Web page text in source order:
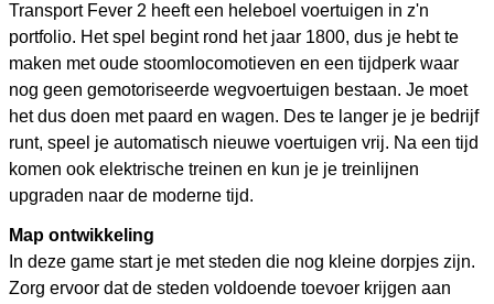
Transport Fever 2 heeft een heleboel voertuigen in z'n
portfolio. Het spel begint rond het jaar 1800, dus je hebt te
maken met oude stoomlocomotieven en een tijdperk waar
nog geen gemotoriseerde wegvoertuigen bestaan. Je moet
het dus doen met paard en wagen. Des te langer je je bedrijf
runt, speel je automatisch nieuwe voertuigen vrij. Na een tijd
komen ook elektrische treinen en kun je je treinlijnen
upgraden naar de moderne tijd.
Map ontwikkeling
In deze game start je met steden die nog kleine dorpjes zijn.
Zorg ervoor dat de steden voldoende toevoer krijgen aan